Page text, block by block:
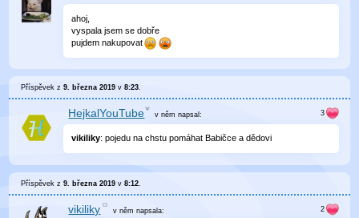
ahoj,
vyspala jsem se dobře
pujdem nakupovat
Příspěvek z9. března 2019 v8:23
HejkalYouTube v něm napsal:
vikiliky: pojedu na chstu pomáhat Babičce a dědovi
Příspěvek z9. března 2019 v8:12.
vikiliky v němnapsala: